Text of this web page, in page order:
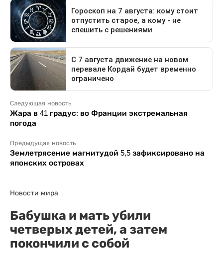
Следующая новость
Жара в 41 градус: во Франции экстремальная
погода
Предыдущая новость
Землетрясение магнитудой 5,5 зафиксировано на
японских островах
Новости мира
Бабушка и мать убили
четверых детей, а затем
покончили с собой